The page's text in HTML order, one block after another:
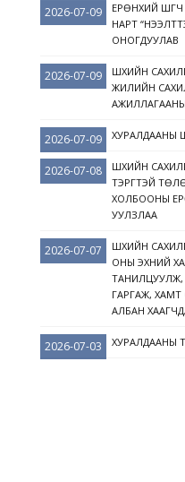
2026-07-09
ЕРӨНХИЙ
НАРТ
ОНОГДУУЛАВ
2026-07-09
ШҮҮХИЙН
ЖИЛИЙН
2026-07-09 ХУРАЛДААНЫ
2026-07-08
ШҮҮХИЙН
ТЭРГҮҮТЭЙ
ХОЛБООНЫ
УУЛЗЛАА
2026-07-07
ШҮҮХИЙН
ОНЫ ЭХНИЙ
ТАНИЛЦУУЛЖ,
ГАРГАЖ,
АЛБАН
2026-07-03 ХУРАЛДААНЫ